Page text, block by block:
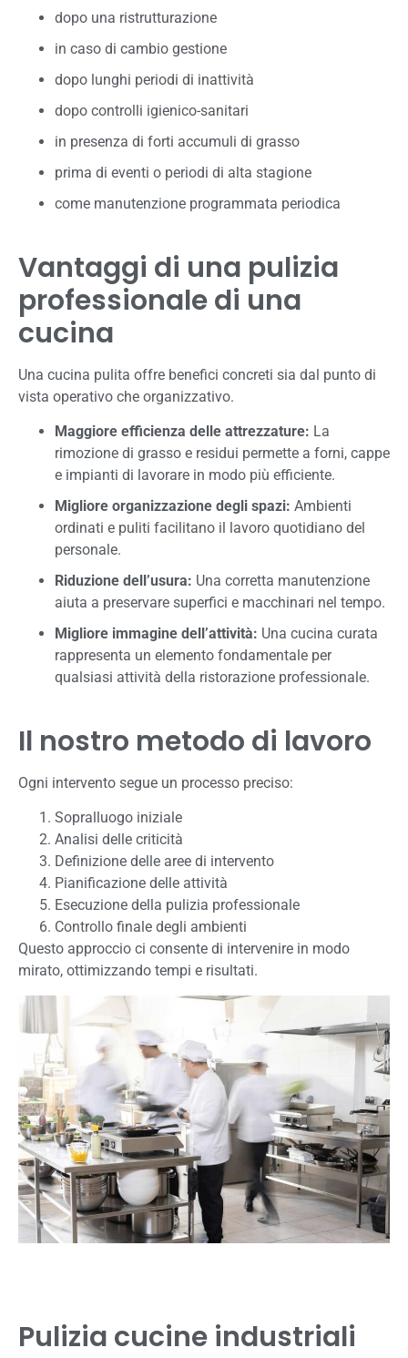
dopo una ristrutturazione
in caso di cambio gestione
dopo lunghi periodi di inattività
dopo controlli igienico-sanitari
in presenza di forti accumuli di grasso
prima di eventi o periodi di alta stagione
come manutenzione programmata periodica
Vantaggi di una pulizia
professionale di una
cucina
Una cucina pulita offre benefici concreti sia dal punto di
vista operativo che organizzativo.
Maggiore efficienza delle attrezzature: La
rimozione di grasso e residui permette a forni, cappe
e impianti di lavorare in modo più efficiente.
Migliore organizzazione degli spazi: Ambienti
ordinati e puliti facilitano il lavoro quotidiano del
personale.
Riduzione dell’usura: Una corretta manutenzione
aiuta a preservare superfici e macchinari nel tempo.
Migliore immagine dell’attività: Una cucina curata
rappresenta un elemento fondamentale per
qualsiasi attività della ristorazione professionale.
Il nostro metodo di lavoro
Ogni intervento segue un processo preciso:
Sopralluogo iniziale
Analisi delle criticità
Definizione delle aree di intervento
Pianificazione delle attività
Esecuzione della pulizia professionale
Controllo finale degli ambienti
Questo approccio ci consente di intervenire in modo
mirato, ottimizzando tempi e risultati.
Pulizia cucine industriali